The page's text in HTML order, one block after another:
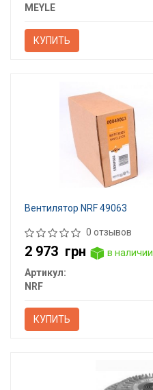
MEYLE
КУПИТЬ
Вентилятор NRF 49063
0 отзывов
2 973 грн
в наличии
Артикул:
NRF
КУПИТЬ